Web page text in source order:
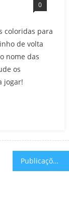
0
coloridas para
de volta
nome das
os
jogar!
Publicações mais novas